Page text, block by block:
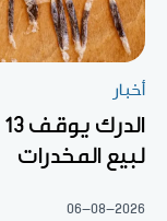
أخبار
لبيع المخدرات
06-08-2026